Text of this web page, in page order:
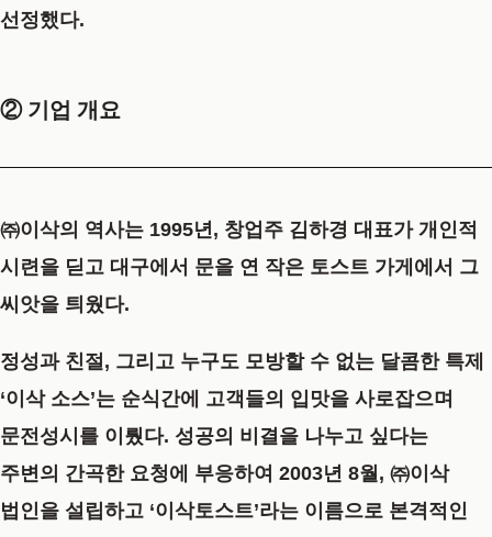
선정했다.
② 기업 개요
㈜이삭의 역사는 1995년, 창업주 김하경 대표가 개인적
시련을 딛고 대구에서 문을 연 작은 토스트 가게에서 그
씨앗을 틔웠다.
정성과 친절, 그리고 누구도 모방할 수 없는 달콤한 특제
‘이삭 소스’는 순식간에 고객들의 입맛을 사로잡으며
문전성시를 이뤘다. 성공의 비결을 나누고 싶다는
주변의 간곡한 요청에 부응하여 2003년 8월, ㈜이삭
법인을 설립하고 ‘이삭토스트’라는 이름으로 본격적인